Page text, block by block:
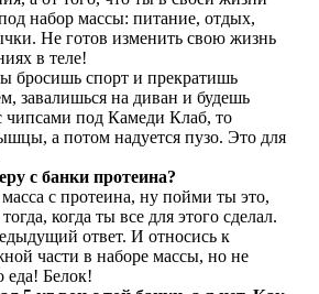
набор массы: питание, отдых,
Не готов изменить свою жизнь
в теле!
бросишь спорт и прекратишь
завалишься на диван и будешь
чипсами под Камеди Клаб, то
а потом надуется пузо. Это для
с банки протеина?
с протеина, ну пойми ты это,
когда ты все для этого сделал.
ответ. И относись к
части в наборе массы, но не
Белок!